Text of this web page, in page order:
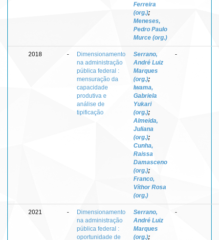
Ferreira
(org.);
Meneses,
Pedro Paulo
Murce (org.)
2018 -
Dimensionamento
na administração
pública federal :
mensuração da
capacidade
produtiva e
análise de
tipificação
Serrano,
André Luiz
Marques
(org.);
Iwama,
Gabriela
Yukari
(org.);
Almeida,
Juliana
(org.);
Cunha,
Raissa
Damasceno
(org.);
Franco,
Víthor Rosa
(org.)
-
2021 -
Dimensionamento
na administração
pública federal :
oportunidade de
Serrano,
André Luiz
Marques
(org.);
-